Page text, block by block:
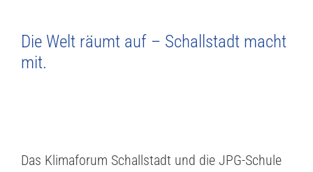
Die Welt räumt auf – Schallstadt macht
mit.
Das Klimaforum Schallstadt und die JPG-Schule